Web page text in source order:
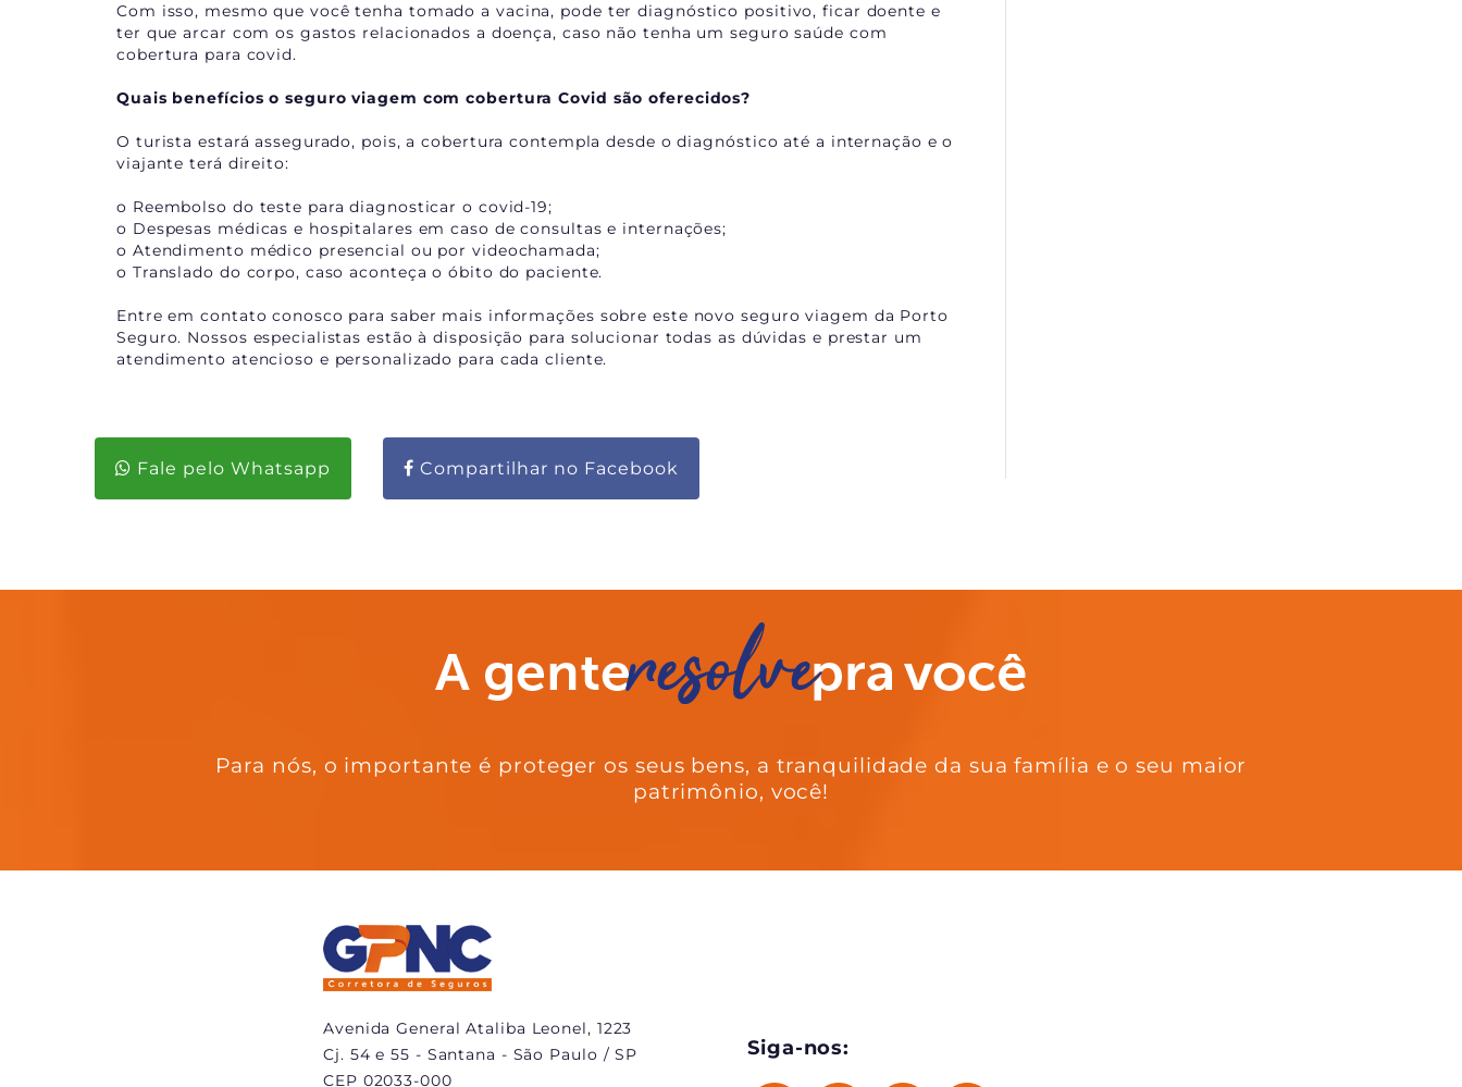
Com isso, mesmo que você tenha tomado a vacina, pode ter diagnóstico positivo, ficar doente e
ter que arcar com os gastos relacionados a doença, caso não tenha um seguro saúde com
cobertura para covid.
Quais benefícios o seguro viagem com cobertura Covid são oferecidos?
O turista estará assegurado, pois, a cobertura contempla desde o diagnóstico até a internação e o
viajante terá direito:
o Reembolso do teste para diagnosticar o covid-19;
o Despesas médicas e hospitalares em caso de consultas e internações;
o Atendimento médico presencial ou por videochamada;
o Translado do corpo, caso aconteça o óbito do paciente.
Entre em contato conosco para saber mais informações sobre este novo seguro viagem da Porto
Seguro. Nossos especialistas estão à disposição para solucionar todas as dúvidas e prestar um
atendimento atencioso e personalizado para cada cliente.
Fale pelo Whatsapp Compartilhar no Facebook
Para nós, o importante é proteger os seus bens, a tranquilidade da sua família e o seu maior
patrimônio, você!
Avenida General Ataliba Leonel, 1223
Cj. 54 e 55 - Santana - São Paulo / SP
CEP 02033-000
Siga-nos: